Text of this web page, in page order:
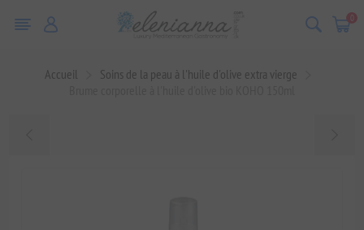
0
Accueil
Soins de la peau à l'huile d'olive extra vierge